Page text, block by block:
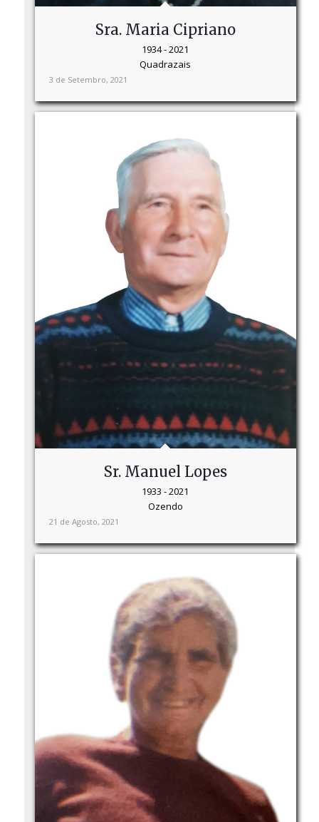
Sra. Maria Cipriano
1934 - 2021
Quadrazais
3 de Setembro, 2021
Sr. Manuel Lopes
1933 - 2021
Ozendo
21 de Agosto, 2021